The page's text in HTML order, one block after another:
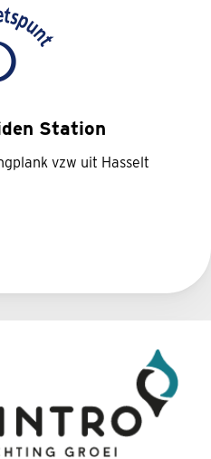
Station
vzw uit Hasselt